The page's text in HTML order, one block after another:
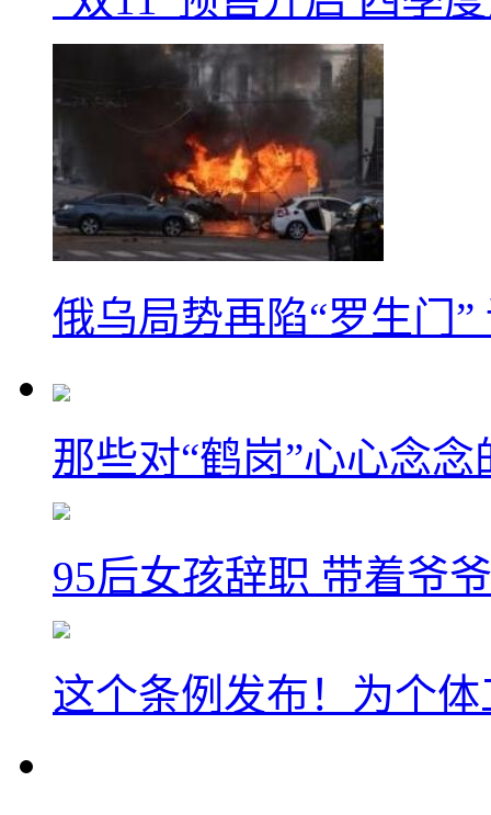
俄乌局势再陷“罗生门”
那些对“鹤岗”心心念
95后女孩辞职 带着爷
这个条例发布！为个